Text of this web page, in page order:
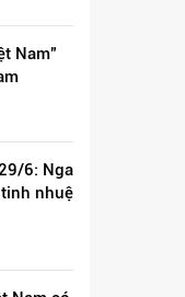
Nam"
6: Nga
nhuệ